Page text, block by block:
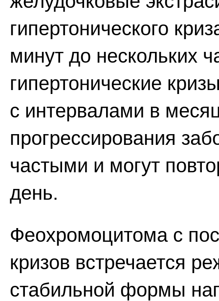
гипертонического
минут до нескольких
гипертонические
с интервалами в
прогрессирования
частыми и могут
день.
Феохромоцитома с
кризов встречается
стабильной формы